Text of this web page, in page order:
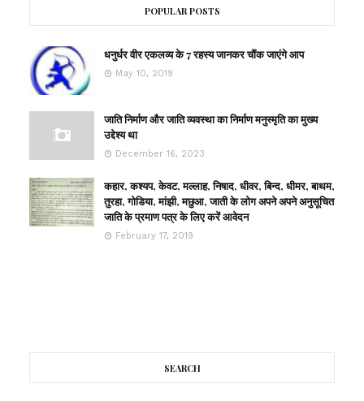
POPULAR POSTS
धनुर्धर वीर एकलव्य के 7 रहस्य जानकर चौंक जाएंगे आप
May 10, 2019
जाति निर्माण और जाति व्यवस्था का निर्माण मनुस्मृति का मुख्य
उद्देश्य था
December 16, 2023
कहार, कश्यप, केवट, मल्लाह, निषाद, धीवर, बिन्द, धीमर, बाथम,
तुरहा, गोडिया, मांझी, मछुआ, जाती के लोग अपने अपने अनुसूचित
जाति के प्रमाण पत्र के लिए करें आवेदन
February 17, 2019
SEARCH